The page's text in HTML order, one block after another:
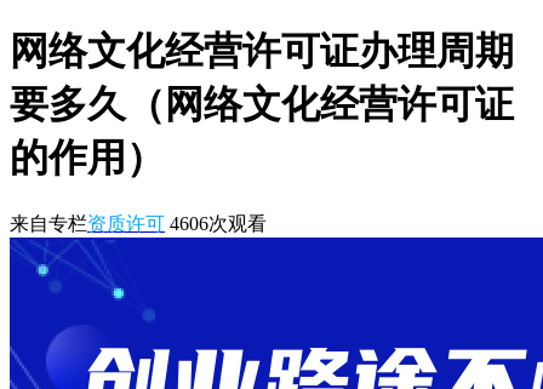
网络文化经营许可证办理周期
要多久（网络文化经营许可证
的作用）
来自专栏资质许可 4606次观看